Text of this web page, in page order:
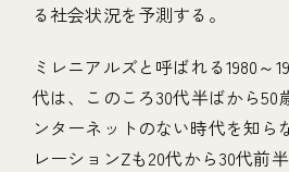
る社会状況を予測する。
ミレニアルズと呼ばれる1980～
代は、このころ30代半ばから50
ンターネットのない時代を知ら
レーションZも20代から30代前